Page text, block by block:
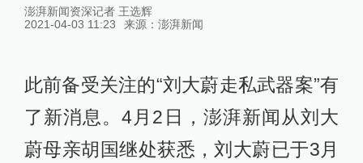
澎湃新闻资深记者 王选辉
2021-04-03 11:23
来源： 澎湃新闻
此前备受关注的“刘大蔚走私武器案”有
了新消息。4月2日，澎湃新闻从刘大
蔚母亲胡国继处获悉，刘大蔚已于3月